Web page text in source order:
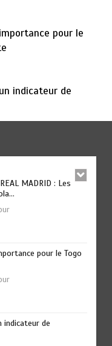
pour le
indicateur de
Togo ouvre la voie pour
et de la
REAL MADRID : Les
pour le Togo
indicateur de